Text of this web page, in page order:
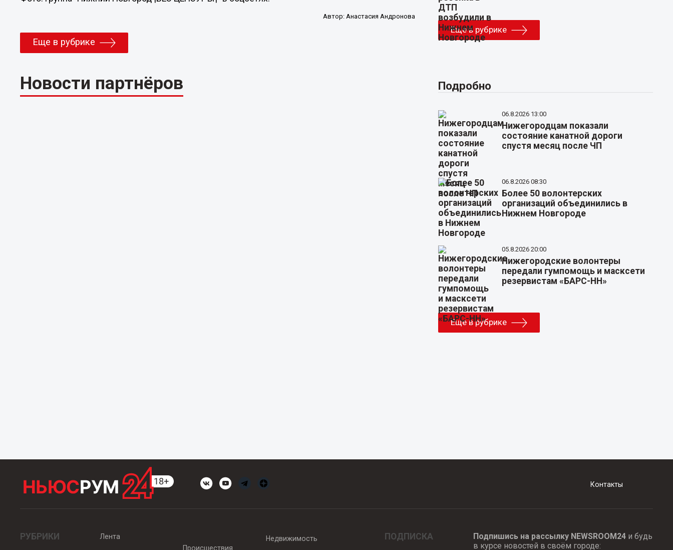
Автор: Анастасия Андронова
Еще в рубрике
Новости партнёров
Еще в рубрике
Подробно
06.8.2026 13:00
Нижегородцам показали
состояние канатной дороги
спустя месяц после ЧП
06.8.2026 08:30
Более 50 волонтерских
организаций объединились в
Нижнем Новгороде
05.8.2026 20:00
Нижегородские волонтеры
передали гумпомощь и масксети
резервистам «БАРС-НН»
Еще в рубрике
Контакты
РУБРИКИ
Лента
Происшествия
Недвижимость ПОДПИСКА Подпишись на рассылку NEWSROOM24и будь
в курсе новостей в своём городе: